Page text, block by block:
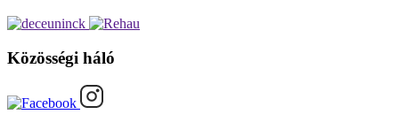
Közösségi háló